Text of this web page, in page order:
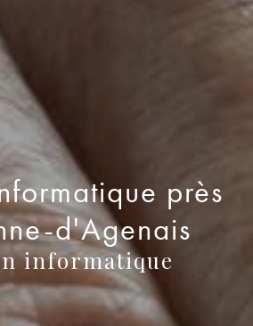
près
d'Agenais
informatique